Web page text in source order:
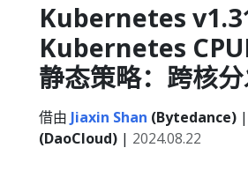
Kubernetes
Kubernetes
静态策略：跨核
借由 Jiaxin Shan (Bytedance)
(DaoCloud) | 2024.08.22